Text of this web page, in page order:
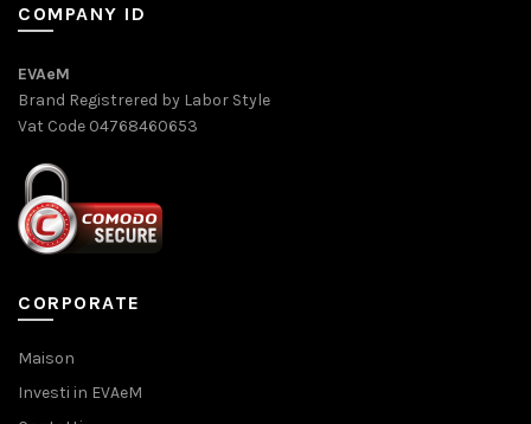
COMPANY ID
EVAeM
Brand Registrered by Labor Style
Vat Code 04768460653
CORPORATE
Maison
Investi in EVAeM